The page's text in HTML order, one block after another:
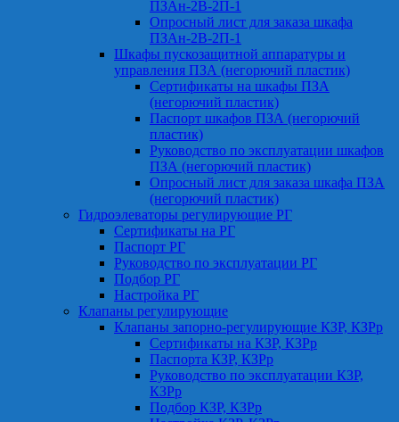
ПЗАн-2В-2П-1
Опросный лист для заказа шкафа
ПЗАн-2В-2П-1
Шкафы пускозащитной аппаратуры и
управления ПЗА (негорючий пластик)
Сертификаты на шкафы ПЗА
(негорючий пластик)
Паспорт шкафов ПЗА (негорючий
пластик)
Руководство по эксплуатации шкафов
ПЗА (негорючий пластик)
Опросный лист для заказа шкафа ПЗА
(негорючий пластик)
Гидроэлеваторы регулирующие РГ
Сертификаты на РГ
Паспорт РГ
Руководство по эксплуатации РГ
Подбор РГ
Настройка РГ
Клапаны регулирующие
Клапаны запорно-регулирующие КЗР, КЗРр
Сертификаты на КЗР, КЗРр
Паспорта КЗР, КЗРр
Руководство по эксплуатации КЗР,
КЗРр
Подбор КЗР, КЗРр